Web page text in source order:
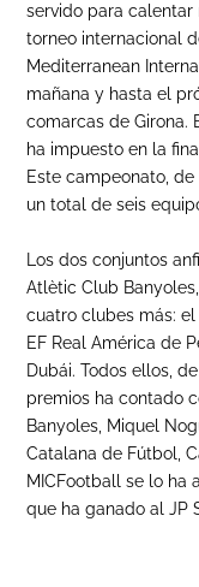
servido para calentar
torneo internacional
Mediterranean
mañana y hasta el
comarcas de Girona.
ha impuesto en la
Este campeonato,
un total de seis
Los dos conjuntos
Atlètic Club
cuatro clubes más:
EF Real América de
Dubái. Todos ellos,
premios ha contado
Banyoles, Miquel
Catalana de Fútbol,
MICFootball se lo ha
que ha ganado al JP